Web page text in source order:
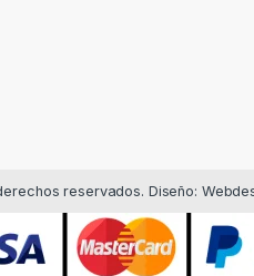
reservados. Diseño: